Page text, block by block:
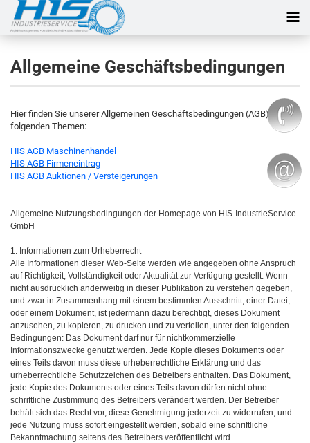
Allgemeine Geschäftsbedingungen
Hier finden Sie unserer Allgemeinen Geschäftsbedingungen (AGB) zu
folgenden Themen:
HIS AGB Maschinenhandel
HIS AGB Firmeneintrag
HIS AGB Auktionen / Versteigerungen
Allgemeine Nutzungsbedingungen der Homepage von HIS-IndustrieService
GmbH
1. Informationen zum Urheberrecht
Alle Informationen dieser Web-Seite werden wie angegeben ohne Anspruch
auf Richtigkeit, Vollständigkeit oder Aktualität zur Verfügung gestellt. Wenn
nicht ausdrücklich anderweitig in dieser Publikation zu verstehen gegeben,
und zwar in Zusammenhang mit einem bestimmten Ausschnitt, einer Datei,
oder einem Dokument, ist jedermann dazu berechtigt, dieses Dokument
anzusehen, zu kopieren, zu drucken und zu verteilen, unter den folgenden
Bedingungen: Das Dokument darf nur für nichtkommerzielle
Informationszwecke genutzt werden. Jede Kopie dieses Dokuments oder
eines Teils davon muss diese urheberrechtliche Erklärung und das
urheberrechtliche Schutzzeichen des Betreibers enthalten. Das Dokument,
jede Kopie des Dokuments oder eines Teils davon dürfen nicht ohne
schriftliche Zustimmung des Betreibers verändert werden. Der Betreiber
behält sich das Recht vor, diese Genehmigung jederzeit zu widerrufen, und
jede Nutzung muss sofort eingestellt werden, sobald eine schriftliche
Bekanntmachung seitens des Betreibers veröffentlicht wird.